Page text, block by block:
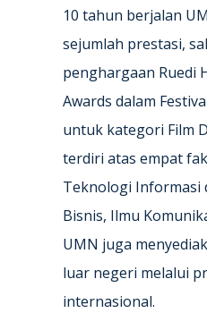
10 tahun berjalan
sejumlah prestasi,
penghargaan Ruedi
Awards dalam
untuk kategori Film
terdiri atas empat
Teknologi Informasi
Bisnis, Ilmu
UMN juga
luar negeri melalui
internasional.